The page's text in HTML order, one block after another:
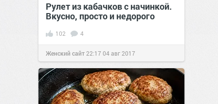
Рулет из кабачков с начинкой.
Вкусно, просто и недорого
102 4
Женский сайт 22:17 04 авг 2017